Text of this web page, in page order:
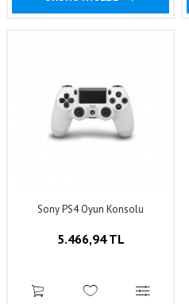
Sony PS4 Oyun Konsolu
5.466,94 TL